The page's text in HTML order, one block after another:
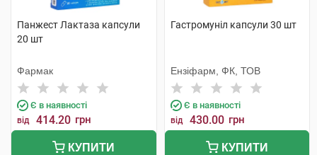
Панжест Лактаза капсули
20 шт
Фармак
Є в наявності
від 414.20 грн
КУПИТИ
Гастромуніл капсули 30 шт
Ензіфарм, ФК, ТОВ
Є в наявності
від 430.00 грн
КУПИТИ